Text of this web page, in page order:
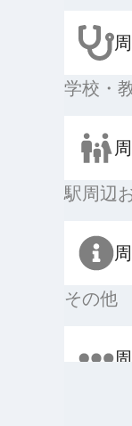
学校・
駅周辺
その他